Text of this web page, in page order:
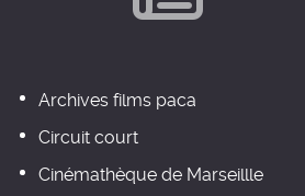
Archives films paca
Circuit court
Cinémathèque de Marseillle